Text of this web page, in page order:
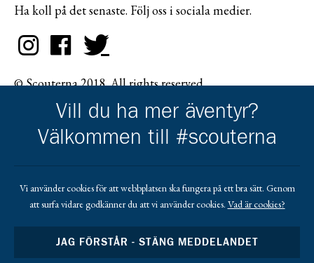
Ha koll på det senaste. Följ oss i sociala medier.
© Scouterna 2018. All rights reserved.
Gå till pl_50
Vill du ha mer äventyr?
Välkommen till #scouterna
Vi använder cookies för att webbplatsen ska fungera på ett bra sätt. Genom
att surfa vidare godkänner du att vi använder cookies. Vad är cookies?
JAG FÖRSTÅR - STÄNG MEDDELANDET